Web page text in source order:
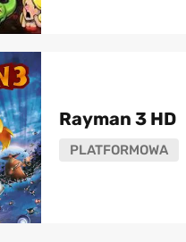
Rayman 3 HD
PLATFORMOWA